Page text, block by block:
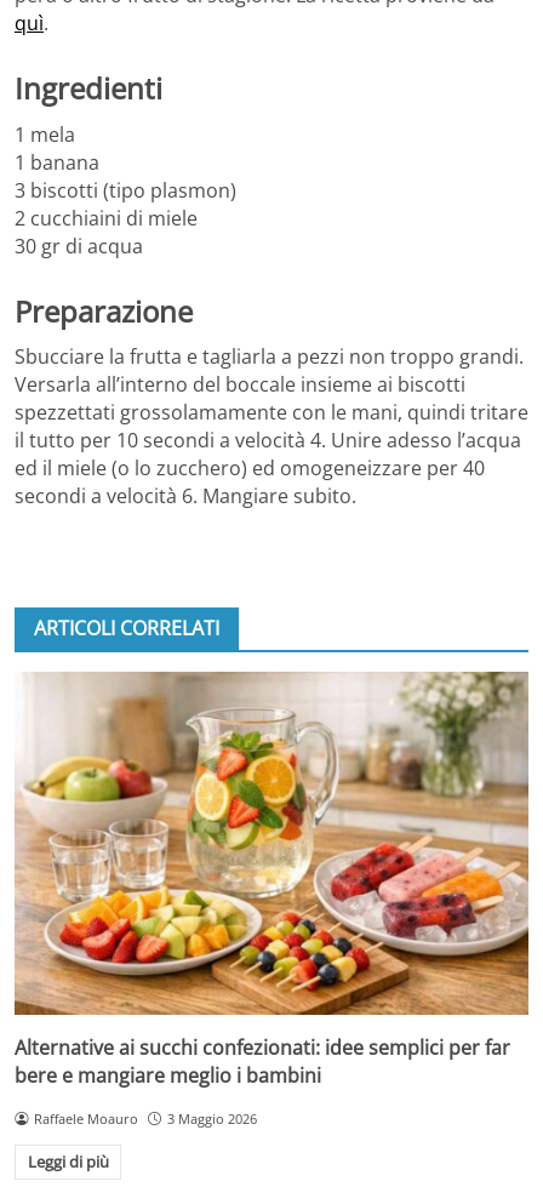
quì.
Ingredienti
1 mela
1 banana
3 biscotti (tipo plasmon)
2 cucchiaini di miele
30 gr di acqua
Preparazione
Sbucciare la frutta e tagliarla a pezzi non troppo grandi.
Versarla all’interno del boccale insieme ai biscotti
spezzettati grossolamamente con le mani, quindi tritare
il tutto per 10 secondi a velocità 4. Unire adesso l’acqua
ed il miele (o lo zucchero) ed omogeneizzare per 40
secondi a velocità 6. Mangiare subito.
ARTICOLI CORRELATI
Alternative ai succhi confezionati: idee semplici per far
bere e mangiare meglio i bambini
Raffaele Moauro 3 Maggio 2026
Leggi di più